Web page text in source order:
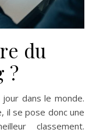
du
?
il se pose donc une
classement.